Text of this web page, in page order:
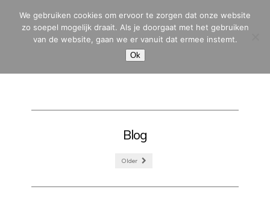
MENU
Blog
Older
We gebruiken cookies om ervoor te zorgen dat onze website
zo soepel mogelijk draait. Als je doorgaat met het gebruiken
van de website, gaan we er vanuit dat ermee instemt.
Ok